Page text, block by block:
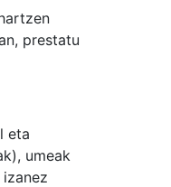
prestatu
eta
umeak